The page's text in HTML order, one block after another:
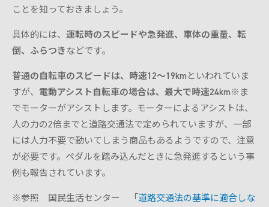
ことを知っておきましょう。
具体的には、 運転時のスピードや急発進、車体の重量、転
倒、ふらつき などです。
普通の自転車のスピードは、時速12～19km といわれていま
すが、 電動アシスト自転車の場合は、最大で時速24km※ま
でモーターがアシストします。モーターによるアシストは、
人の力の2倍までと道路交通法で定められていますが、一部
には人力不要で動いてしまう商品もあるようですので、注意
が必要です。ペダルを踏み込んだときに急発進するという事
例も報告されています。
※参照 国民生活センター 「道路交通法の基準に適合しな